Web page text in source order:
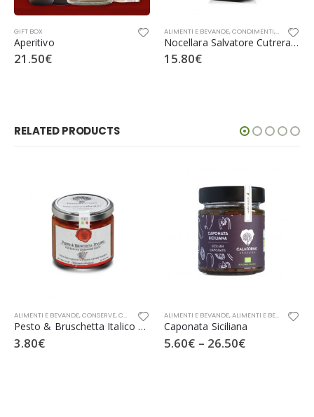
GIFT BOX
Aperitivo
21.50€
ALIMENTI E BEVANDE,CONDIMENTI,FRANTOI
Nocellara Salvatore Cutrera Olio Extra Vergine di Oliva
15.80€
RELATED PRODUCTS
SOTTOSALE
ALIMENTI E BEVANDE,CONSERVE,CREME E PATÈ ,SEGRETI DI SICILIA
Pesto & Bruschetta Italico con basilico e pomodoro fresco
3.80€
ALIMENTI E BEVANDE,ALIMENTI E BEVANDE BIO
Caponata Siciliana
5.60€ – 26.50€